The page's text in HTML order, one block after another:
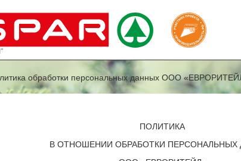
обработки персональных данных ООО
ПОЛИТИКА
В ОТНОШЕНИИ ОБРАБОТКИ ПЕРСОНАЛЬНЫХ